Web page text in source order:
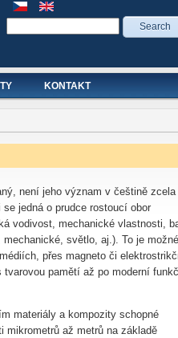
KONTAKT
není jeho význam v češtině zcela
jedná o prudce rostoucí obor
vodivost, mechanické vlastnosti,
světlo, aj.). To je možné
přes magneto či
pamětí až po moderní
materiály a kompozity schopné
až metrů na základě